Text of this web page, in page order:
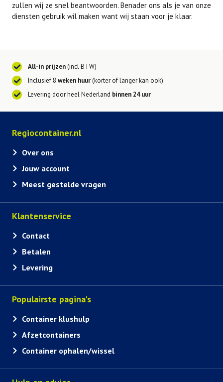
zullen wij ze snel beantwoorden. Benader ons als je van onze
diensten gebruik wil maken want wij staan voor je klaar.
All-in prijzen(incl BTW)
Inclusief 8 weken huur(korter of langer kan ook)
Levering door heel Nederland binnen 24 uur
Regiocontainer.nl
Over ons
Jouw account
Meest gestelde vragen
Klantenservice
Contact
Betalen
Levering
Populairste pagina's
Container klushulp
Afzetcontainers
Container ophalen/wissel